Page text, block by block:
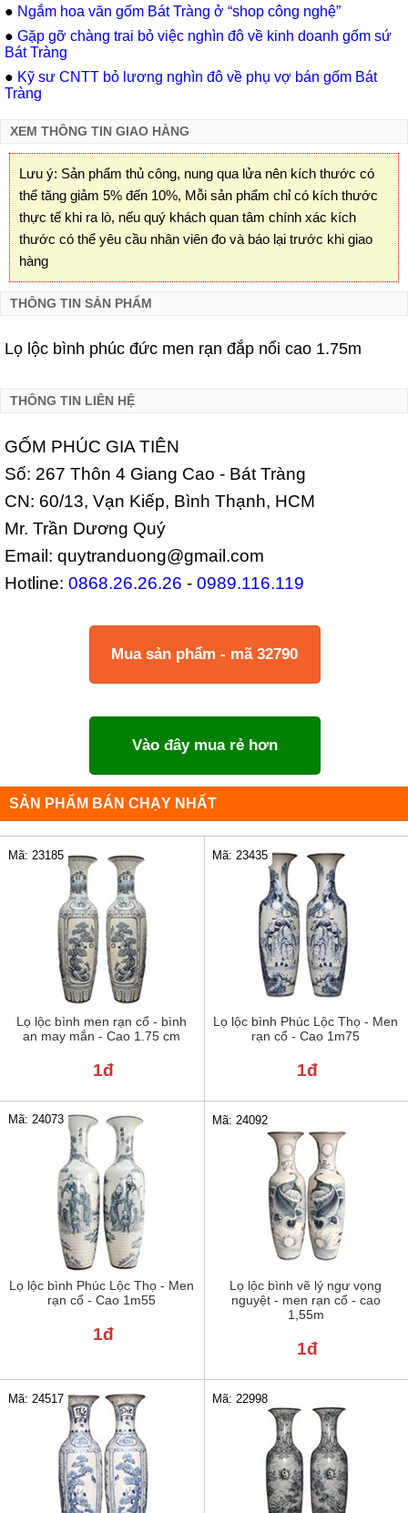
● Ngắm hoa văn gốm Bát Tràng ở “shop công nghệ”
● Gặp gỡ chàng trai bỏ việc nghìn đô về kinh doanh gốm sứ
Bát Tràng
● Kỹ sư CNTT bỏ lương nghìn đô về phụ vợ bán gốm Bát
Tràng
XEM THÔNG TIN GIAO HÀNG
Lưu ý: Sản phẩm thủ công, nung qua lửa nên kích thước có
thể tăng giảm 5% đến 10%, Mỗi sản phẩm chỉ có kích thước
thực tế khi ra lò, nếu quý khách quan tâm chính xác kích
thước có thể yêu cầu nhân viên đo và báo lại trước khi giao
hàng
THÔNG TIN SẢN PHẨM
Lọ lộc bình phúc đức men rạn đắp nổi cao 1.75m
THÔNG TIN LIÊN HỆ
GỐM PHÚC GIA TIÊN
Số: 267 Thôn 4 Giang Cao - Bát Tràng
CN: 60/13, Vạn Kiếp, Bình Thạnh, HCM
Mr. Trần Dương Quý
Email: quytranduong@gmail.com
Hotline: 0868.26.26.26 - 0989.116.119
Mua sản phẩm - mã 32790
Vào đây mua rẻ hơn
SẢN PHẨM BÁN CHẠY NHẤT
Lọ lộc bình men rạn cổ - bình
an may mắn - Cao 1.75 cm
Mã: 23185
1đ
Lọ lộc bình Phúc Lộc Thọ - Men
rạn cổ - Cao 1m75
Mã: 23435
1đ
Lọ lộc bình Phúc Lộc Thọ - Men
rạn cổ - Cao 1m55
Mã: 24073
1đ
Lọ lộc bình vẽ lý ngư vọng
nguyệt - men rạn cổ - cao
1,55m
Mã: 24092
1đ
Mã: 24517 Mã: 22998